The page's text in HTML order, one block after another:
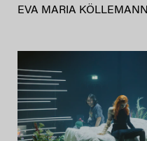
EVA MARIA KÖLLEMANN